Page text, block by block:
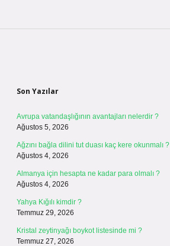
Son Yazılar
Avrupa vatandaşlığının avantajları nelerdir ?
Ağustos 5, 2026
Ağzını bağla dilini tut duası kaç kere okunmalı ?
Ağustos 4, 2026
Almanya için hesapta ne kadar para olmalı ?
Ağustos 4, 2026
Yahya Kığılı kimdir ?
Temmuz 29, 2026
Kristal zeytinyağı boykot listesinde mi ?
Temmuz 27, 2026